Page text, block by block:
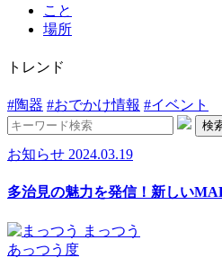
こと
場所
トレンド
#陶器 #おでかけ情報 #イベント
検
お知らせ 2024.03.19
多治見の魅力を発信！新しい
まっつう
あっつう度